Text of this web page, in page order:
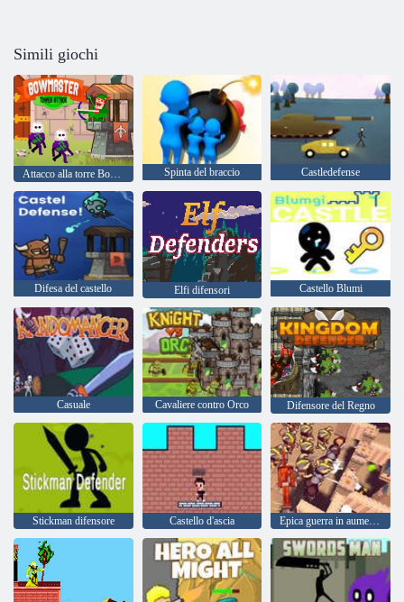
Simili giochi
Attacco alla torre BowMaster Spinta del braccio Castledefense
Difesa del castello Elfi difensori Castello Blumi
Casuale Cavaliere contro Orco Difensore del Regno
Stickman difensore Castello d'ascia Epica guerra in aumento della difesa dell'esercito